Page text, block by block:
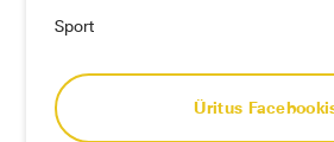
Sport
Üritus